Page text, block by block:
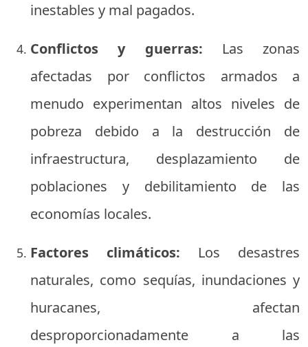
inestables y mal pagados.
Conflictos y guerras: Las zonas
afectadas por conflictos armados a
menudo experimentan altos niveles de
pobreza debido a la destrucción de
infraestructura, desplazamiento de
poblaciones y debilitamiento de las
economías locales.
Factores climáticos: Los desastres
naturales, como sequías, inundaciones y
huracanes, afectan
desproporcionadamente a las